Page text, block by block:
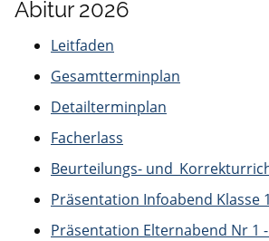
Abitur 2026
Leitfaden
Gesamtterminplan
Detailterminplan
Facherlass
Beurteilungs-
Präsentation Infoabend Klasse
Präsentation Elternabend Nr 1